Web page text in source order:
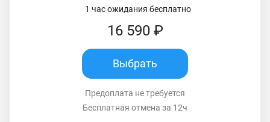
1 час ожидания бесплатно
16 590 ₽
Выбрать
Предоплата не требуется
Бесплатная отмена за 12ч